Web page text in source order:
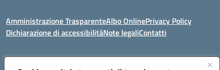
Amministrazione TrasparenteAlbo OnlinePrivacy Policy
Dichiarazione di accessibilitàNote legaliContatti